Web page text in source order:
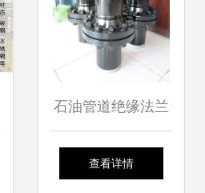
石油管道绝缘法兰
安装与使用注意事
查看详情